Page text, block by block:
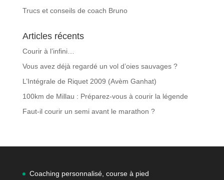
Trucs et conseils de coach Bruno
Articles récents
Courir à l’infini…
Vous avez déjà regardé un vol d’oies sauvages ?
L’Intégrale de Riquet 2009 (Avèm Ganhat)
100km de Millau : Préparez-vous à courir la légende
Faut-il courir un semi avant le marathon ?
Coaching personnalisé, course à pied